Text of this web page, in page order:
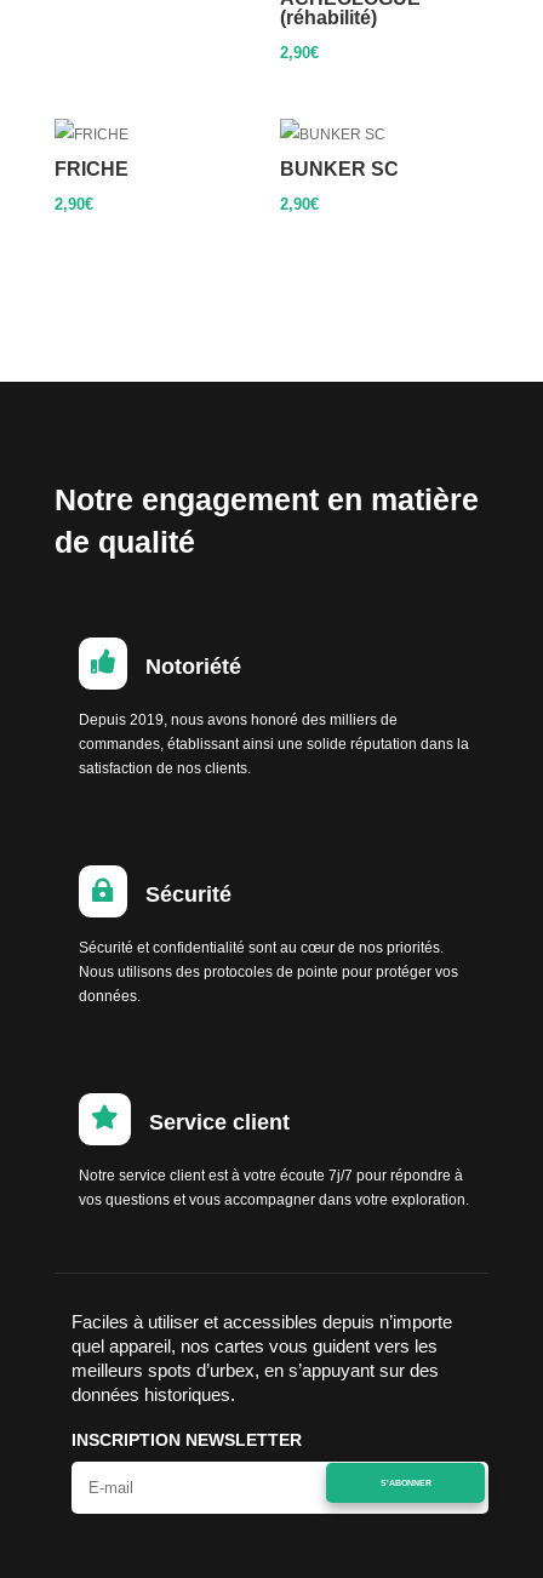
(réhabilité)
2,90€
FRICHE
2,90€
BUNKER SC
2,90€
Notre engagement en matière
de qualité
 Notoriété
Depuis 2019, nous avons honoré des milliers de
commandes, établissant ainsi une solide réputation dans la
satisfaction de nos clients.
 Sécurité
Sécurité et confidentialité sont au cœur de nos priorités.
Nous utilisons des protocoles de pointe pour protéger vos
données.
 Service client
Notre service client est à votre écoute 7j/7 pour répondre à
vos questions et vous accompagner dans votre exploration.
Faciles à utiliser et accessibles depuis n’importe
quel appareil, nos cartes vous guident vers les
meilleurs spots d’urbex, en s’appuyant sur des
données historiques.
INSCRIPTION NEWSLETTER
S'ABONNER